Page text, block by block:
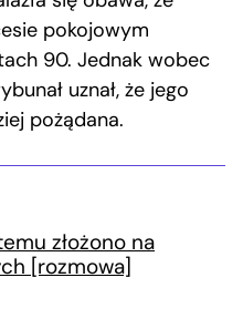
pokojowym
90. Jednak wobec
uznał, że jego
pożądana.
złożono na
[rozmowa]